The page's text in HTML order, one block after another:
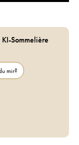
Sommelière
mir?